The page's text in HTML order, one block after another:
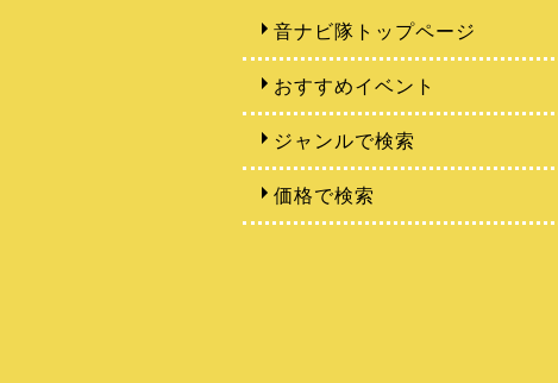
音ナビ隊トップページ
おすすめイベント
ジャンルで検索
価格で検索